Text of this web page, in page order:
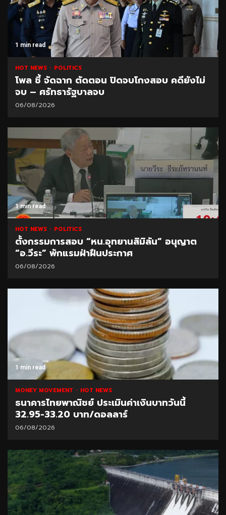
1 min read
HOT NEWS POLITICS
โพล ชี้ จัดฉาก ตัดตอน ปิดจบโกงสอบ คดียังไม่
จบ – ศรัทธารัฐบาลจบ
06/08/2026
1 min read
HOT NEWS POLITICS
ตั้งกรรมการสอบ “หน.อุทยานสิมิลัน” อนุญาต
“อ.วีระ” พักแรมฝ่าฝืนประกาศ
06/08/2026
1 min read
MONEY MOVEMENT HOT NEWS
ธนาคารไทยพาณิชย์ ประเมินค่าเงินบาทวันนี้
32.95-33.20 บาท/ดอลลาร์
06/08/2026